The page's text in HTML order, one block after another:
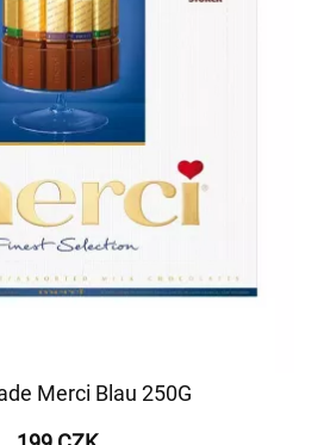
Merci Blau 250G